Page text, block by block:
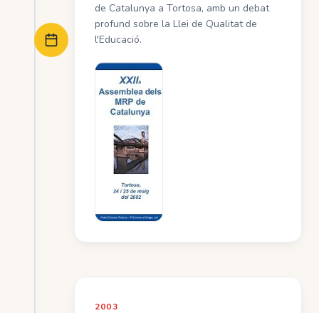
de Catalunya a Tortosa, amb un debat
profund sobre la Llei de Qualitat de
l'Educació.
2003